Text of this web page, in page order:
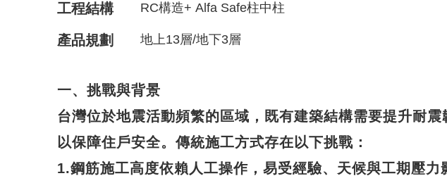
工程結構 RC構造+ Alfa Safe柱中柱
產品規劃 地上13層/地下3層
一、挑戰與背景
台灣位於地震活動頻繁的區域，既有建築結構需要提升耐震
以保障住戶安全。傳統施工方式存在以下挑戰：
1.鋼筋施工高度依賴人工操作，易受經驗、天候與工期壓力